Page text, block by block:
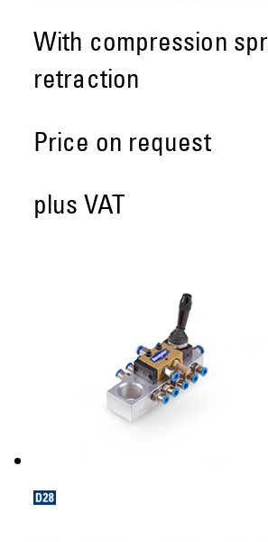
With compression
retraction
Price on request
plus VAT